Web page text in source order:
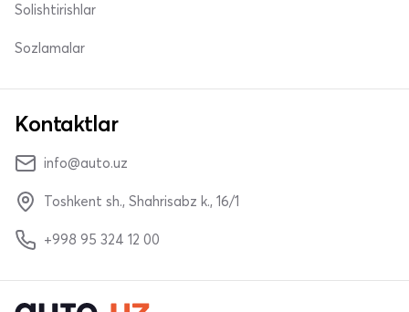
Solishtirishlar
Sozlamalar
Kontaktlar
info@auto.uz
Toshkent sh., Shahrisabz k., 16/1
+998 95 324 12 00